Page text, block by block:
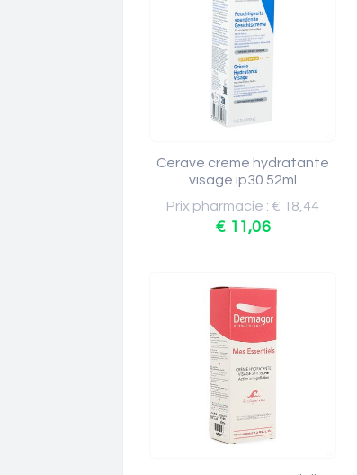
Cerave creme hydratante
visage ip30 52ml
Prix pharmacie : € 18,44
€ 11,06